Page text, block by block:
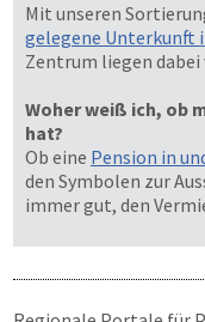
Mit unseren
gelegene Unterkunft
Zentrum liegen dabei
Woher weiß ich, ob
hat?
Ob eine Pension in
den Symbolen zur
immer gut, den